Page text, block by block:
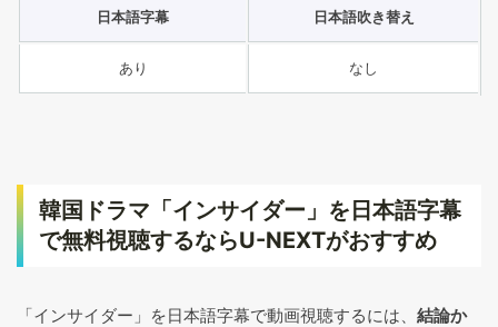
日本語字幕 日本語吹き替え
あり なし
韓国ドラマ「インサイダー」を日本語字幕
で無料視聴するならU-NEXTがおすすめ
「インサイダー」を日本語字幕で動画視聴するには、 結論か